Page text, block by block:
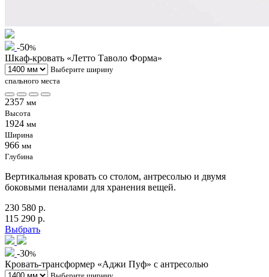
-50%
Шкаф-кровать «Летто Таволо Форма»
Выберите ширину
спального места
2357 мм
Высота
1924 мм
Ширина
966 мм
Глубина
Вертикальная кровать со столом, антресолью и двумя
боковыми пеналами для хранения вещей.
230 580 р.
115 290 р.
Выбрать
-30%
Кровать-трансформер «Аджи Пуф» с антресолью